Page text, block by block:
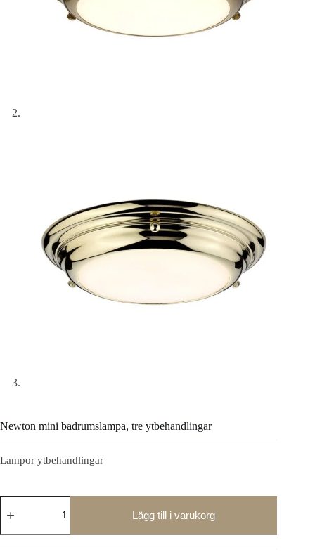
Newton mini badrumslampa, tre ytbehandlingar
Lampor ytbehandlingar
mini
tre
Lägg till i varukorg